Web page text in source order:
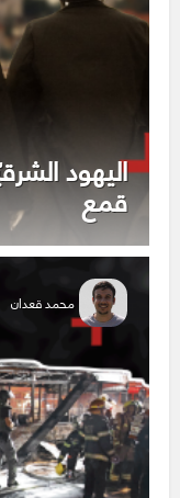
اليهود
قمع
محمد قعدان